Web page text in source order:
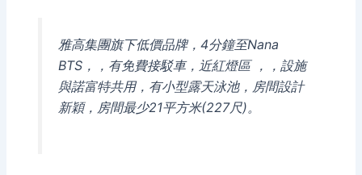
雅高集團旗下低價品牌，4分鐘至Nana
BTS，，有免費接駁車，近紅燈區 ，，設施
與諾富特共用，有小型露天泳池，房間設計
新穎，房間最少21平方米(227尺)。